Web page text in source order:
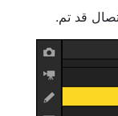
قد تم.